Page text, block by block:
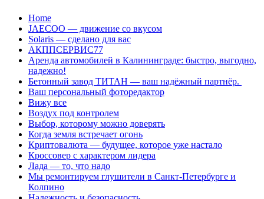
Перейти
содержанию
Home
JAECOO — движение со вкусом
Solaris — сделано для вас
АКППСЕРВИС77
Аренда автомобилей в Калининграде: быстро, выгодно,
надежно!
Бетонный завод ТИТАН — ваш надёжный партнёр.
Ваш персональный фоторедактор
Вижу все
Воздух под контролем
Выбор, которому можно доверять
Когда земля встречает огонь
Криптовалюта — будущее, которое уже настало
Кроссовер с характером лидера
Лада — то, что надо
Мы ремонтируем глушители в Санкт-Петербурге и
Колпино